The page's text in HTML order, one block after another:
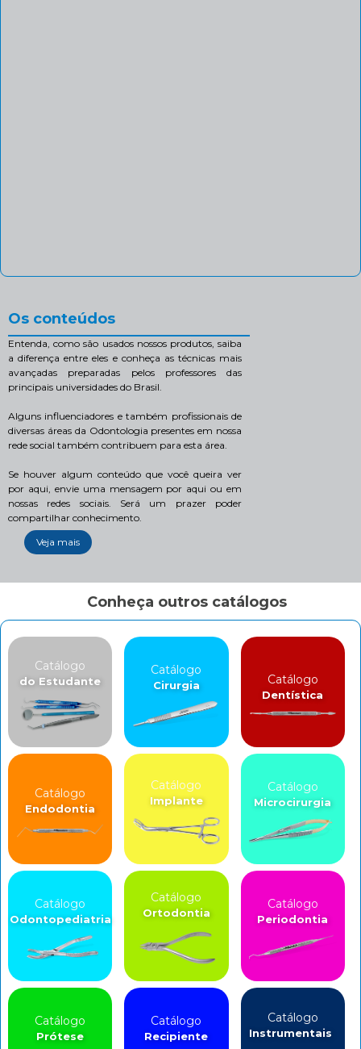
Os conteúdos
Entenda, como são usados nossos produtos, saiba
a diferença entre eles e conheça as técnicas mais
avançadas preparadas pelos professores das
principais universidades do Brasil.
Alguns influenciadores e também profissionais de
diversas áreas da Odontologia presentes em nossa
rede social também contribuem para esta área.
Se houver algum conteúdo que você queira ver
por aqui, envie uma mensagem por aqui ou em
nossas redes sociais. Será um prazer poder
compartilhar conhecimento.
Veja mais
Conheça outros catálogos
Catálogo
do Estudante
Catálogo
Cirurgia Catálogo
Dentística
Catálogo
Endodontia
Catálogo
Implante
Catálogo
Microcirurgia
Catálogo
Odontopediatria
Catálogo
Ortodontia
Catálogo
Periodontia
Catálogo
Prótese
Catálogo
Recipiente
Catálogo
Instrumentais